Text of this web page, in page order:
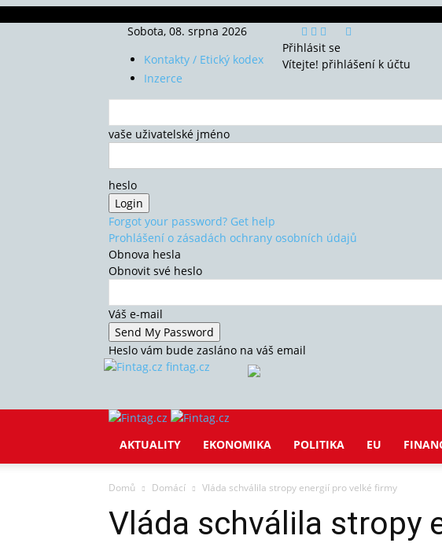
Sobota, 08. srpna 2026
Kontakty / Etický kodex
Inzerce
Přihlásit se
Vítejte! přihlášení k účtu
vaše uživatelské jméno
heslo
Forgot your password? Get help
Prohlášení o zásadách ochrany osobních údajů
Obnova hesla
Obnovit své heslo
Váš e-mail
Heslo vám bude zasláno na váš email
fintag.cz
AKTUALITY EKONOMIKA POLITIKA EU
Domů Domácí Vláda schválila stropy energií pro velké firmy
Vláda schválila stropy